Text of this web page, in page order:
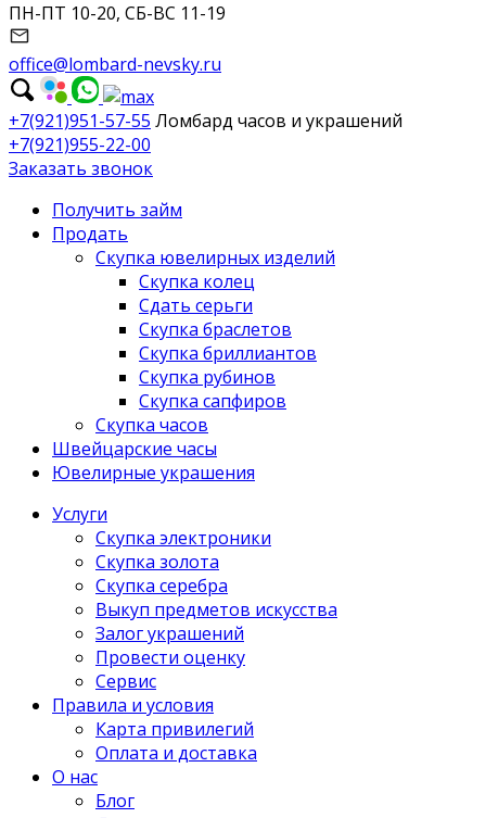
ПН-ПТ 10-20, СБ-ВС 11-19
office@lombard-nevsky.ru
+7(921)951-57-55 Ломбард часов и украшений
+7(921)955-22-00
Заказать звонок
Получить займ
Продать
Скупка ювелирных изделий
Скупка колец
Сдать серьги
Скупка браслетов
Скупка бриллиантов
Скупка рубинов
Скупка сапфиров
Скупка часов
Швейцарские часы
Ювелирные украшения
Услуги
Скупка электроники
Скупка золота
Скупка серебра
Выкуп предметов искусства
Залог украшений
Провести оценку
Сервис
Правила и условия
Карта привилегий
Оплата и доставка
О нас
Блог